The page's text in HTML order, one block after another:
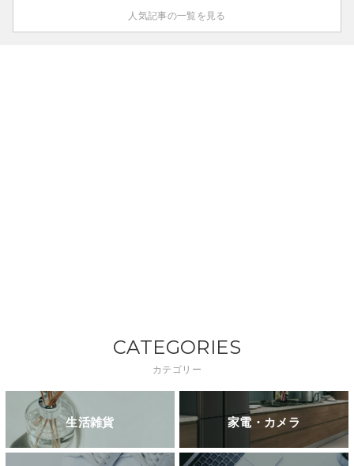
人気記事の一覧を見る
CATEGORIES
カテゴリー
生活雑貨 家電・カメラ